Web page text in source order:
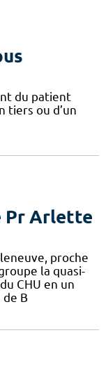
du patient
tiers ou d’un
Pr Arlette
proche
la quasi-
CHU en un
B